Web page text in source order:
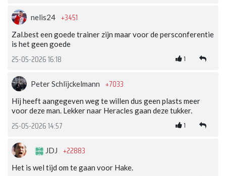
nelis24 +3451
Zal.best een goede trainer zijn maar voor de persconferentie
is het geen goede
25-05-2026 16:18 1
Peter Schlijckelmann +7033
Hij heeft aangegeven weg te willen dus geen plasts meer
voor deze man. Lekker naar Heracles gaan deze tukker.
25-05-2026 14:57 1
JDJ +22883
Het is wel tijd om te gaan voor Hake.